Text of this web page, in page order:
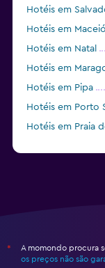
Hotéis em
Hotéis em Maceió
Hotéis em Natal
Hotéis em
Hotéis em Pipa
Hotéis em Porto
Hotéis em Praia
*
A momondo procura
os preços não são